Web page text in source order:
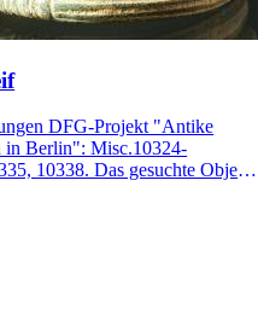
DFG-Projekt "Antike
in Berlin": Misc.10324-
10338. Das gesuchte Objekt